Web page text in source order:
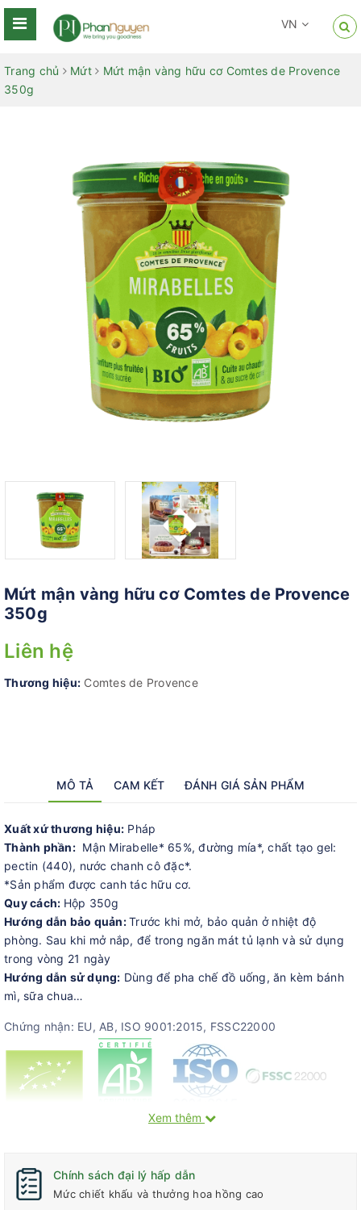
VN
Trang chủ Mứt
Mứt mận vàng hữu cơ Comtes de Provence
350g
Mứt mận vàng hữu cơ Comtes de Provence
350g
Liên hệ
Thương hiệu: Comtes de Provence
MÔ TẢ CAM KẾT ĐÁNH GIÁ SẢN PHẨM
Xuất xứ thương hiệu: Pháp
Thành phần:Mận Mirabelle* 65%, đường mía*, chất tạo gel:
pectin (440), nước chanh cô đặc*.
*Sản phẩm được canh tác hữu cơ.
Quy cách: Hộp 350g
Hướng dẫn bảo quản:Trước khi mở, bảo quản ở nhiệt độ
phòng. Sau khi mở nắp, để trong ngăn mát tủ lạnh và sử dụng
trong vòng 21 ngày
Hướng dẫn sử dụng: Dùng để pha chế đồ uống, ăn kèm bánh
mì, sữa chua…
Chứng nhận: EU, AB, ISO 9001:2015, FSSC22000
Xem thêm
Chính sách đại lý hấp dẫn
Mức chiết khấu và thưởng hoa hồng cao